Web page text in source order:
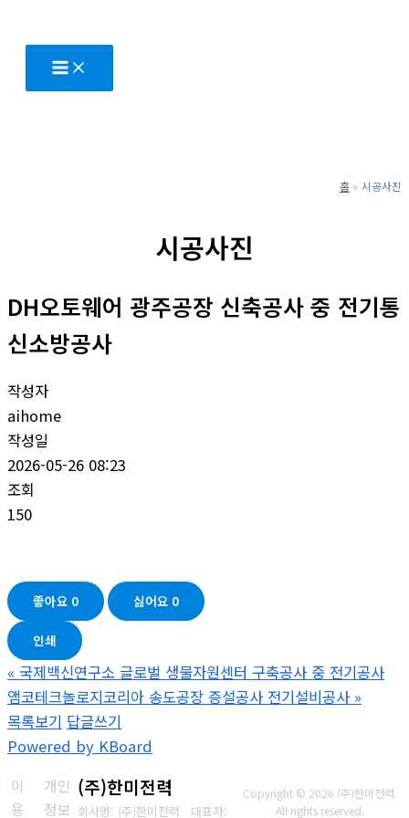
홈 시공사진
시공사진
DH오토웨어 광주공장 신축공사 중 전기통
신소방공사
작성자
aihome
작성일
2026-05-26 08:23
조회
150
좋아요 0 싫어요 0
인쇄
« 국제백신연구소 글로벌 생물자원센터 구축공사 중 전기공사
앰코테크놀로지코리아 송도공장 증설공사 전기설비공사 »
목록보기 답글쓰기
Powered by KBoard
이
용
개인
정보
(주)한미전력
회사명: (주)한미전력 대표자:
Copyright © 2026 (주)한미전력.
All rights reserved.